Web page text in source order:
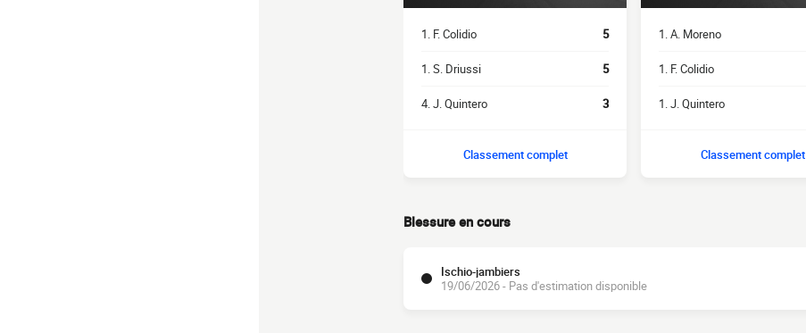
1. F. Colidio 5
1. S. Driussi 5
4. J. Quintero 3
Classement complet
1. A. Moreno
1. F. Colidio
1. J. Quintero
Classement complet
Blessure en cours
Ischio-jambiers
19/06/2026 - Pas d'estimation disponible